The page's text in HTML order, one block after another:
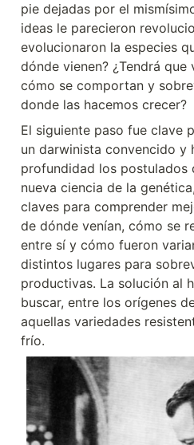
pie dejadas por el
ideas le parecieron
evolucionaron la especies
dónde vienen? ¿Tendrá
cómo se comportan y
donde las hacemos crecer?
El siguiente paso fue clave
un darwinista convencido y
profundidad los
nueva ciencia de la
claves para comprender
de dónde venían, cómo se
entre sí y cómo fueron
distintos lugares para
productivas. La solución al
buscar, entre los orígenes
aquellas variedades
frío.